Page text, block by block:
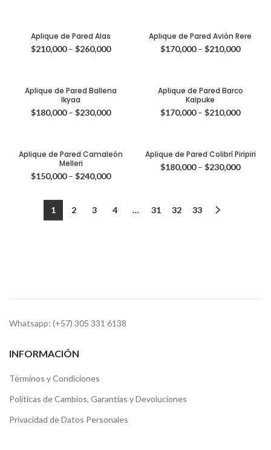
Aplique de Pared Alas
$210,000– $260,000
Aplique de Pared Avión Rere
$170,000– $210,000
Aplique de Pared Ballena
Ikyaa
$180,000– $230,000
Aplique de Pared Barco
Kaipuke
$170,000– $210,000
Aplique de Pared Camaleón
Melleri
$150,000– $240,000
Aplique de Pared Colibrí Piripiri
$180,000– $230,000
1 2 3 4 … 31 32 33
Whatsapp: (+57) 305 331 6138
INFORMACIÓN
Términos y Condiciones
Politicas de Cambios, Garantias y Devoluciones
Privacidad de Datos Personales